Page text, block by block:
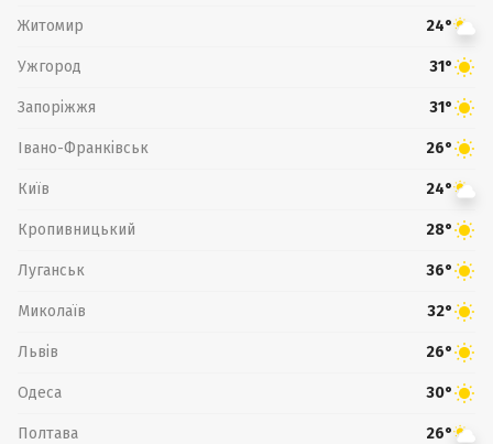
Житомир 24°
Ужгород 31°
Запоріжжя 31°
Івано-Франківськ 26°
Київ 24°
Кропивницький 28°
Луганськ 36°
Миколаїв 32°
Львів 26°
Одеса 30°
Полтава 26°